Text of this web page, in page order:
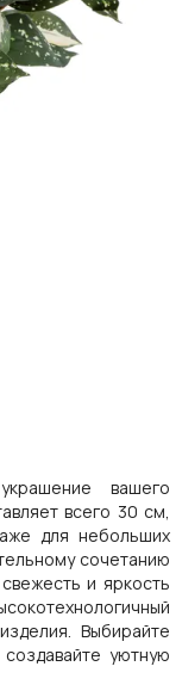
вашего
всего 30 см,
для небольших
сочетанию
и яркость
Выбирайте
уютную